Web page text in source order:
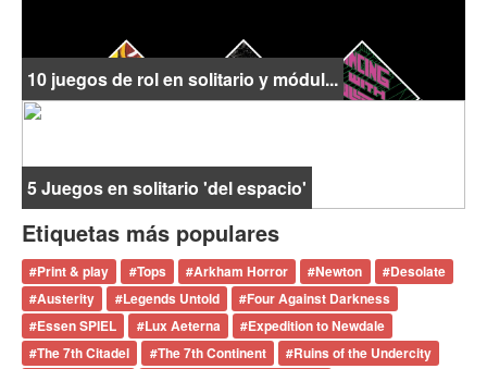
10 juegos de rol en solitario y módul...
5 Juegos en solitario 'del espacio'
Etiquetas más populares
#Print & play #Tops #Arkham Horror #Newton #Desolate
#Austerity #Legends Untold #Four Against Darkness
#Essen SPIEL #Lux Aeterna #Expedition to Newdale
#The 7th Citadel #The 7th Continent #Ruins of the Undercity